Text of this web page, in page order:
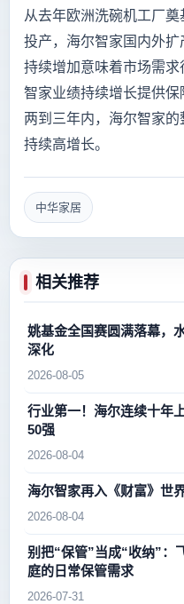
从去年欧洲洗碗机工厂
投产，海尔智家国内外
持续增加意味着市场需
智家业绩持续增长提供
两到三年内，海尔智家
持续高增长。
中华家居
相关推荐
姚基金全国赛圆满落幕，
深化
2026-08-05
行业第一！海尔连续十年
50强
2026-08-04
海尔智家再入《财富》世
2026-08-04
别把“保管”当成“收纳”：
庭的日常保管需求
2026-07-31